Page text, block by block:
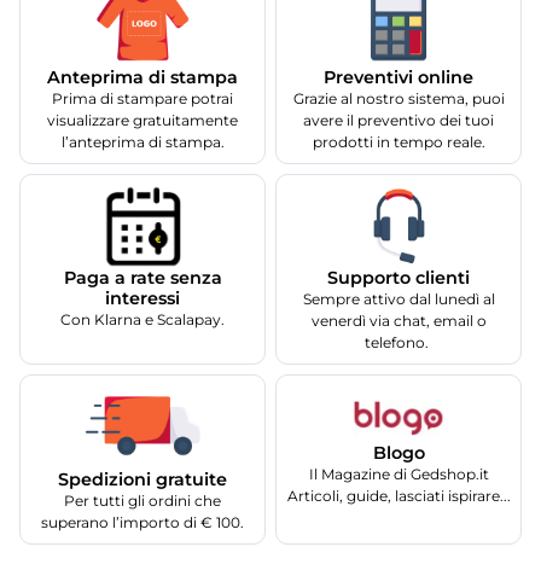
Anteprima di stampa
Prima di stampare potrai
visualizzare gratuitamente
l’anteprima di stampa.
Preventivi online
Grazie al nostro sistema, puoi
avere il preventivo dei tuoi
prodotti in tempo reale.
Paga a rate senza
interessi
Con Klarna e Scalapay.
Supporto clienti
Sempre attivo dal lunedì al
venerdì via chat, email o
telefono.
Spedizioni gratuite
Per tutti gli ordini che
superano l’importo di € 100.
Blogo
Il Magazine di Gedshop.it
Articoli, guide, lasciati ispirare...